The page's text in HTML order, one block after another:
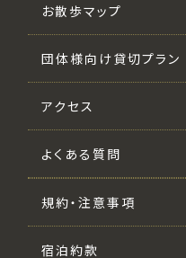
お散歩マップ
団体様向け貸切プラン
アクセス
よくある質問
規約・注意事項
宿泊約款